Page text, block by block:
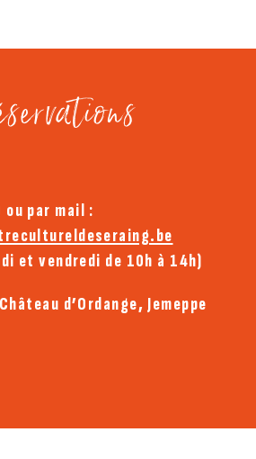
par mail :
et vendredi de 10h à 14h)
d’Ordange, Jemeppe